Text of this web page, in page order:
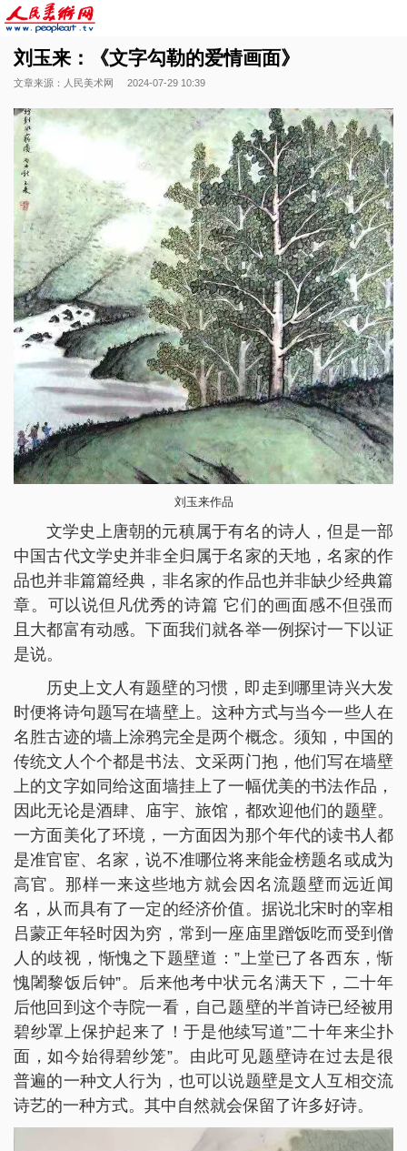
刘玉来：《文字勾勒的爱情画面》
文章来源：人民美术网 2024-07-29 10:39
刘玉来作品
文学史上唐朝的元稹属于有名的诗人，但是一部
中国古代文学史并非全归属于名家的天地，名家的作
品也并非篇篇经典，非名家的作品也并非缺少经典篇
章。可以说但凡优秀的诗篇 它们的画面感不但强而
且大都富有动感。下面我们就各举一例探讨一下以证
是说。
历史上文人有题壁的习惯，即走到哪里诗兴大发
时便将诗句题写在墙壁上。这种方式与当今一些人在
名胜古迹的墙上涂鸦完全是两个概念。须知，中国的
传统文人个个都是书法、文采两门抱，他们写在墙壁
上的文字如同给这面墙挂上了一幅优美的书法作品，
因此无论是酒肆、庙宇、旅馆，都欢迎他们的题壁。
一方面美化了环境，一方面因为那个年代的读书人都
是准官宦、名家，说不准哪位将来能金榜题名或成为
高官。那样一来这些地方就会因名流题壁而远近闻
名，从而具有了一定的经济价值。据说北宋时的宰相
吕蒙正年轻时因为穷，常到一座庙里蹭饭吃而受到僧
人的歧视，惭愧之下题壁道：”上堂已了各西东，惭
愧闍黎饭后钟”。后来他考中状元名满天下，二十年
后他回到这个寺院一看，自己题壁的半首诗已经被用
碧纱罩上保护起来了！于是他续写道”二十年来尘扑
面，如今始得碧纱笼”。由此可见题壁诗在过去是很
普遍的一种文人行为，也可以说题壁是文人互相交流
诗艺的一种方式。其中自然就会保留了许多好诗。